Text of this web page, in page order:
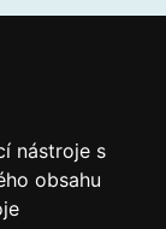
nástroje s
obsahu